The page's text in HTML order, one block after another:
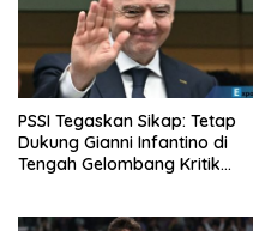
PSSI Tegaskan Sikap: Tetap
Dukung Gianni Infantino di
Tengah Gelombang Kritik